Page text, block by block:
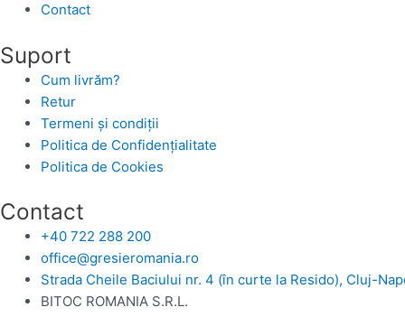
Contact
Suport
Cum livrăm?
Retur
Termeni și condiții
Politica de Confidențialitate
Politica de Cookies
Contact
+40 722 288 200
office@gresieromania.ro
Strada Cheile Baciului nr. 4 (în curte la Resido), Cluj-
BITOC ROMANIA S.R.L.